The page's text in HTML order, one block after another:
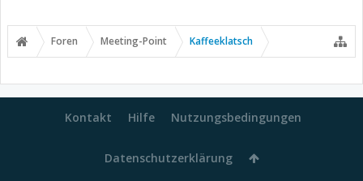
Foren Meeting-Point Kaffeeklatsch
Kontakt Hilfe Nutzungsbedingungen
Datenschutzerklärung